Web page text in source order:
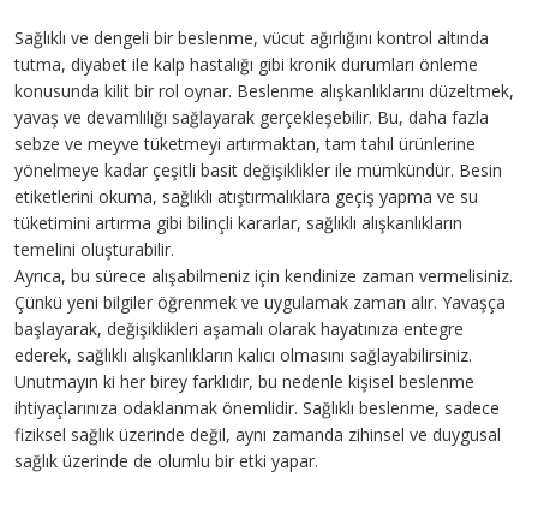
Sağlıklı ve dengeli bir beslenme, vücut ağırlığını kontrol altında
tutma, diyabet ile kalp hastalığı gibi kronik durumları önleme
konusunda kilit bir rol oynar. Beslenme alışkanlıklarını düzeltmek,
yavaş ve devamlılığı sağlayarak gerçekleşebilir. Bu, daha fazla
sebze ve meyve tüketmeyi artırmaktan, tam tahıl ürünlerine
yönelmeye kadar çeşitli basit değişiklikler ile mümkündür. Besin
etiketlerini okuma, sağlıklı atıştırmalıklara geçiş yapma ve su
tüketimini artırma gibi bilinçli kararlar, sağlıklı alışkanlıkların
temelini oluşturabilir.
Ayrıca, bu sürece alışabilmeniz için kendinize zaman vermelisiniz.
Çünkü yeni bilgiler öğrenmek ve uygulamak zaman alır. Yavaşça
başlayarak, değişiklikleri aşamalı olarak hayatınıza entegre
ederek, sağlıklı alışkanlıkların kalıcı olmasını sağlayabilirsiniz.
Unutmayın ki her birey farklıdır, bu nedenle kişisel beslenme
ihtiyaçlarınıza odaklanmak önemlidir. Sağlıklı beslenme, sadece
fiziksel sağlık üzerinde değil, aynı zamanda zihinsel ve duygusal
sağlık üzerinde de olumlu bir etki yapar.